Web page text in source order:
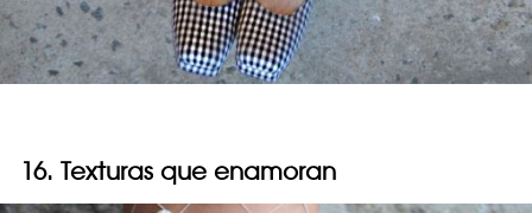
16. Texturas que enamoran